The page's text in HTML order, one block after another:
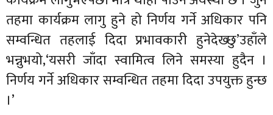
तहमा कार्यक्रम लागु हुने हो निर्णय गर्ने अधिकार पनि
सम्वन्धित तहलाई दिदा प्रभावकारी हुनेदेख्छु’उहाँले
भन्नुभयो,‘यसरी जाँदा स्वामित्व लिने समस्या हुदैन ।
निर्णय गर्ने अधिकार सम्वन्धित तहमा दिदा उपयुक्त हुन्छ
।’